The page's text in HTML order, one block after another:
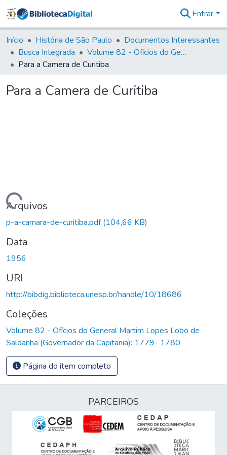
&
Coleções
Tudo na
Biblioteca
Estatísticas
Entrar
Início História de São Paulo
Documentos Interessantes
Busca Integrada
Volume 82 - Ofícios do General Martim Lopes Lobo de Saldanha (Governador da Capitania): 1779- 1780
Para a Camera de Curitiba
Para a Camera de Curitiba
Carregando...
Arquivos
p-a-camara-de-curitiba.pdf(104,66 KB)
Data
1956
URI
http://bibdig.biblioteca.unesp.br/handle/10/18686
Coleções
Volume 82 - Ofícios do General Martim Lopes Lobo de
Saldanha (Governador da Capitania): 1779- 1780
Página do item completo
PARCEIROS